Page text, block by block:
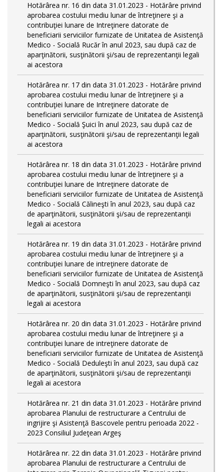
Hotărârea nr. 16 din data 31.01.2023 - Hotărâre privind
aprobarea costului mediu lunar de întreţinere şi a
contribuţiei lunare de Intreţinere datorate de
beneficiarii serviciilor furnizate de Unitatea de Asistenţă
Medico - Socială Rucăr în anul 2023, sau după caz de
aparţinătorii, susţinătorii şi/sau de reprezentanţii legali
ai acestora
Hotărârea nr. 17 din data 31.01.2023 - Hotărâre privind
aprobarea costului mediu lunar de întreţinere şi a
contribuţiei lunare de Intreţinere datorate de
beneficiarii serviciilor furnizate de Unitatea de Asistenţă
Medico - Socială Şuici în anul 2023, sau după caz de
aparţinătorii, susţinătorii şi/sau de reprezentanţii legali
ai acestora
Hotărârea nr. 18 din data 31.01.2023 - Hotărâre privind
aprobarea costului mediu lunar de întreţinere şi a
contribuţiei lunare de Intreţinere datorate de
beneficiarii serviciilor furnizate de Unitatea de Asistenţă
Medico - Socială Călineşti în anul 2023, sau după caz
de aparţinătorii, susţinătorii şi/sau de reprezentanţii
legali ai acestora
Hotărârea nr. 19 din data 31.01.2023 - Hotărâre privind
aprobarea costului mediu lunar de întreţinere şi a
contribuţiei lunare de intreţinere datorate de
beneficiarii serviciilor furnizate de Unitatea de Asistenţă
Medico - Socială Domneşti în anul 2023, sau după caz
de aparţinătorii, susţinătorii şi/sau de reprezentanţii
legali ai acestora
Hotărârea nr. 20 din data 31.01.2023 - Hotărâre privind
aprobarea costului mediu lunar de întreţinere şi a
contribuţiei lunare de intreţinere datorate de
beneficiarii serviciilor furnizate de Unitatea de Asistenţă
Medico - Socială Deduleşti în anul 2023, sau după caz
de aparţinătorii, susţinătorii şi/sau de reprezentanţii
legali ai acestora
Hotărârea nr. 21 din data 31.01.2023 - Hotărâre privind
aprobarea Planului de restructurare a Centrului de
ingrijire şi Asistenţă Bascovele pentru perioada 2022 -
2023 Consiliul Judeţean Argeş
Hotărârea nr. 22 din data 31.01.2023 - Hotărâre privind
aprobarea Planului de restructurare a Centrului de